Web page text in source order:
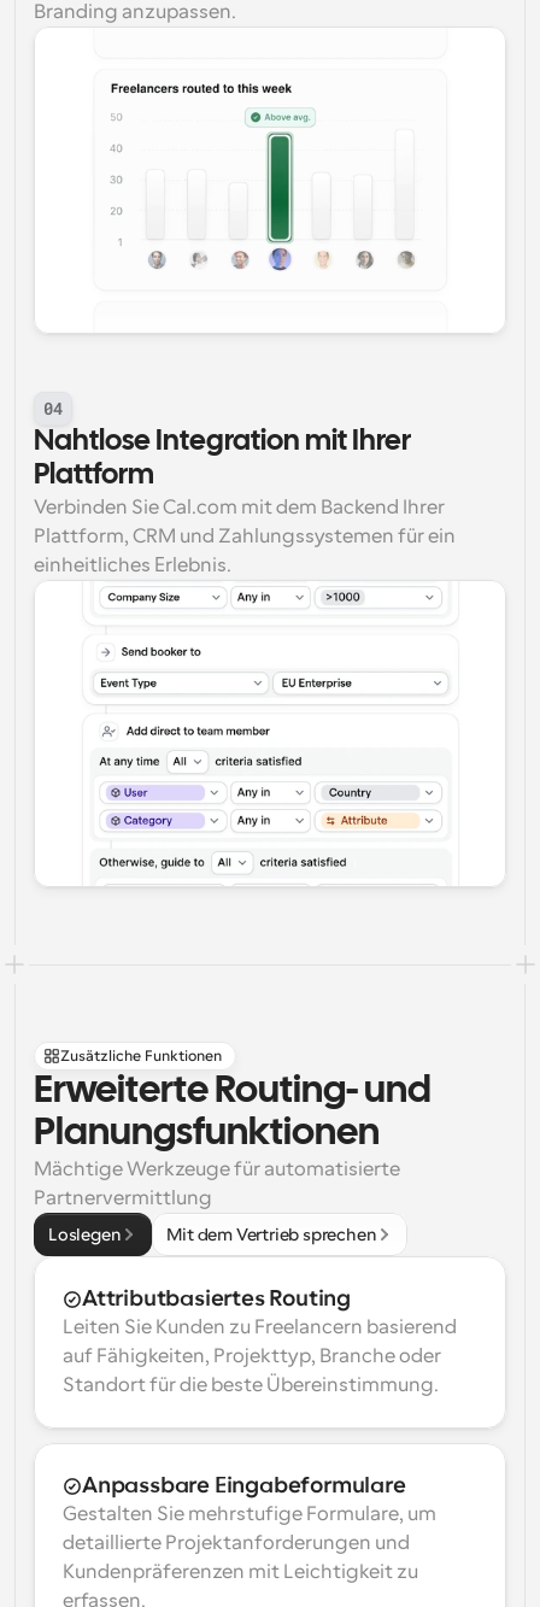
Branding anzupassen.
04
Nahtlose Integration mit Ihrer
Plattform
Verbinden Sie Cal.com mit dem Backend Ihrer
Plattform, CRM und Zahlungssystemen für ein
einheitliches Erlebnis.
Zusätzliche Funktionen
Erweiterte Routing- und
Planungsfunktionen
Mächtige Werkzeuge für automatisierte
Partnervermittlung
Loslegen Mit dem Vertrieb sprechen
Attributbasiertes Routing
Leiten Sie Kunden zu Freelancern basierend
auf Fähigkeiten, Projekttyp, Branche oder
Standort für die beste Übereinstimmung.
Anpassbare Eingabeformulare
Gestalten Sie mehrstufige Formulare, um
detaillierte Projektanforderungen und
Kundenpräferenzen mit Leichtigkeit zu
erfassen.